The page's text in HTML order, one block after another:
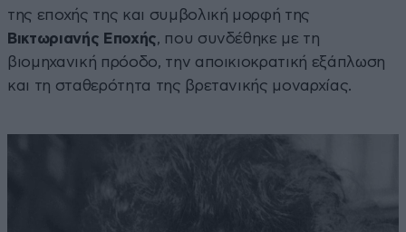
της εποχής της και συμβολική μορφή της
Βικτωριανής Εποχής, που συνδέθηκε με τη
βιομηχανική πρόοδο, την αποικιοκρατική εξάπλωση
και τη σταθερότητα της βρετανικής μοναρχίας.